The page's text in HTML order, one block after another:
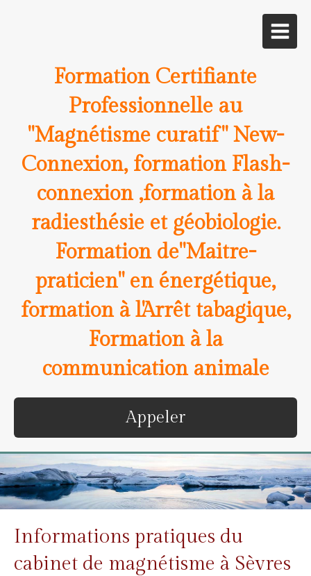
Formation Certifiante
Professionnelle au
"Magnétisme curatif" New-
Connexion, formation Flash-
connexion ,formation à la
radiesthésie et géobiologie.
Formation de"Maitre-
praticien" en énergétique,
formation à l'Arrêt tabagique,
Formation à la
communication animale
Appeler
Informations pratiques du
cabinet de magnétisme à Sèvres